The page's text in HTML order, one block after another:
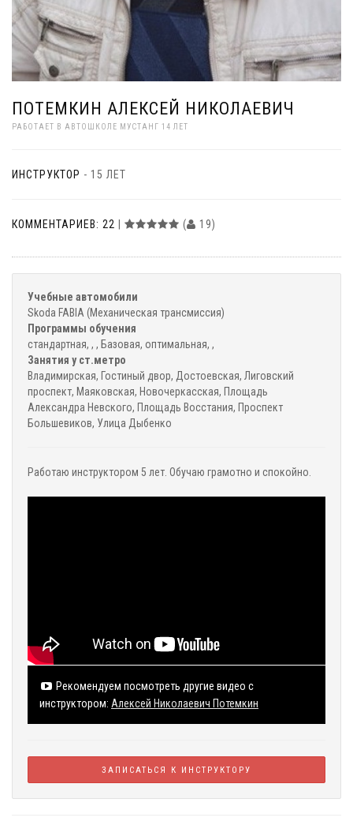
ПОТЕМКИН АЛЕКСЕЙ НИКОЛАЕВИЧ
РАБОТАЕТ В АВТОШКОЛЕ МУСТАНГ 14 ЛЕТ
ИНСТРУКТОР - 15 ЛЕТ
КОММЕНТАРИЕВ: 22 ( 19)
Учебные автомобили
Skoda FABIA (Механическая трансмиссия)
Программы обучения
стандартная, , , Базовая, оптимальная, ,
Занятия у ст.метро
Владимирская, Гостиный двор, Достоевская, Лиговский
проспект, Маяковская, Новочеркасская, Площадь
Александра Невского, Площадь Восстания, Проспект
Большевиков, Улица Дыбенко
Работаю инструктором 5 лет. Обучаю грамотно и спокойно.
Рекомендуем посмотреть другие видео с
инструктором: Алексей Николаевич Потемкин
ЗАПИСАТЬСЯ К ИНСТРУКТОРУ